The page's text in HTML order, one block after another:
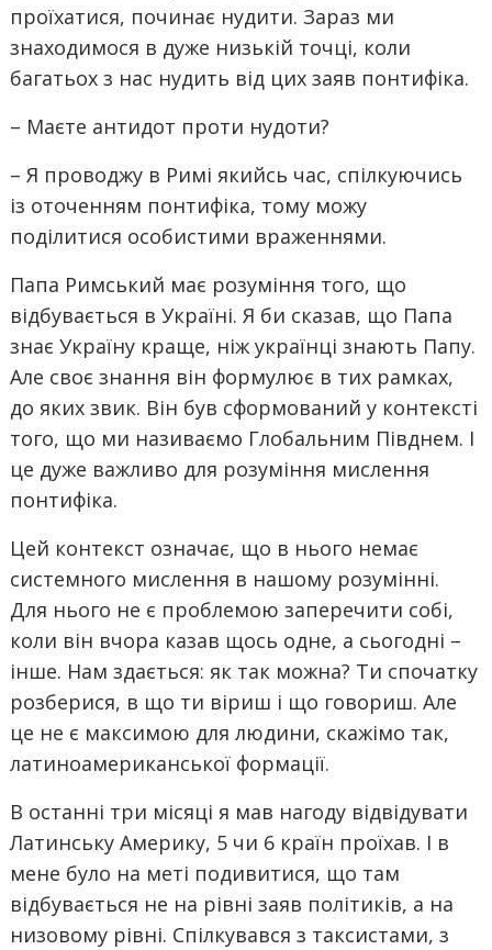
проїхатися, починає нудити. Зараз ми
знаходимося в дуже низькій точці, коли
багатьох з нас нудить від цих заяв понтифіка.
– Маєте антидот проти нудоти?
– Я проводжу в Римі якийсь час, спілкуючись
із оточенням понтифіка, тому можу
поділитися особистими враженнями.
Папа Римський має розуміння того, що
відбувається в Україні. Я би сказав, що Папа
знає Україну краще, ніж українці знають Папу.
Але своє знання він формулює в тих рамках,
до яких звик. Він був сформований у контексті
того, що ми називаємо Глобальним Півднем. І
це дуже важливо для розуміння мислення
понтифіка.
Цей контекст означає, що в нього немає
системного мислення в нашому розумінні.
Для нього не є проблемою заперечити собі,
коли він вчора казав щось одне, а сьогодні –
інше. Нам здається: як так можна? Ти спочатку
розберися, в що ти віриш і що говориш. Але
це не є максимою для людини, скажімо так,
латиноамериканської формації.
В останні три місяці я мав нагоду відвідувати
Латинську Америку, 5 чи 6 країн проїхав. І в
мене було на меті подивитися, що там
відбувається не на рівні заяв політиків, а на
низовому рівні. Спілкувався з таксистами, з